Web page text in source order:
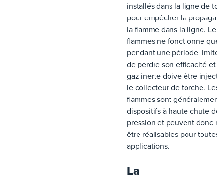
installés dans la ligne de
pour empêcher la
la flamme dans la ligne.
flammes ne fonctionne
pendant une période
de perdre son efficacité et
gaz inerte doive être
le collecteur de torche.
flammes sont
dispositifs à haute chute
pression et peuvent donc
être réalisables pour
applications.
La